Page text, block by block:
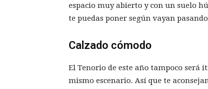
espacio muy abierto y con un suelo
te puedas poner según vayan
Calzado cómodo
El Tenorio de este año tampoco será
mismo escenario. Así que te